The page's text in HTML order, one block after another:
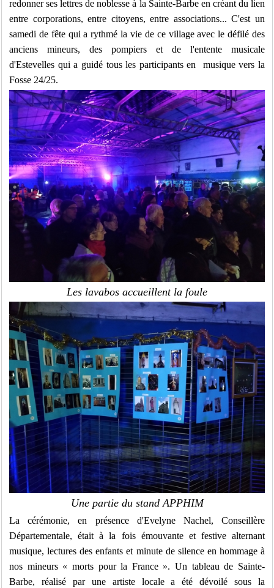
redonner ses lettres de noblesse à la Sainte-Barbe en créant du lien
entre corporations, entre citoyens, entre associations... C'est un
samedi de fête qui a rythmé la vie de ce village avec le défilé des
anciens mineurs, des pompiers et de l'entente musicale
d'Estevelles qui a guidé tous les participants en musique vers la
Fosse 24/25.
Les lavabos accueillent la foule
Une partie du stand APPHIM
La cérémonie, en présence d'Evelyne Nachel, Conseillère
Départementale, était à la fois émouvante et festive alternant
musique, lectures des enfants et minute de silence en hommage à
nos mineurs « morts pour la France ». Un tableau de Sainte-
Barbe, réalisé par une artiste locale a été dévoilé sous la